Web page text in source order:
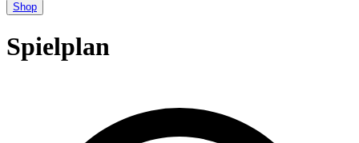
Shop
Spielplan